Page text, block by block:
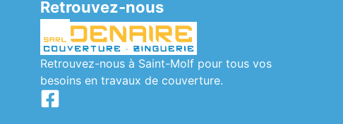
Retrouvez-nous
Retrouvez-nous à Saint-Molf pour tous vos
besoins en travaux de couverture.